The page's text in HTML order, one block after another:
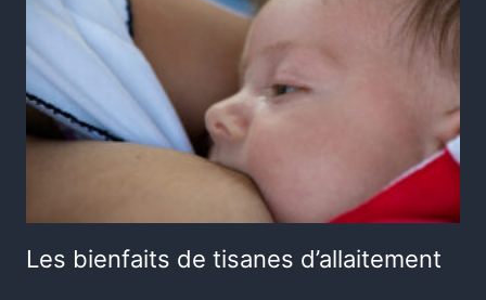
Les bienfaits de tisanes d’allaitement